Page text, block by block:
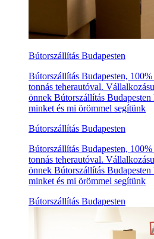
Bútorszállítás Budapesten
Bútorszállítás Budapesten,
tonnás teherautóval.
önnek Bútorszállítás
minket és mi örömmel segítünk
Bútorszállítás Budapesten
Bútorszállítás Budapesten,
tonnás teherautóval.
önnek Bútorszállítás
minket és mi örömmel segítünk
Bútorszállítás Budapesten